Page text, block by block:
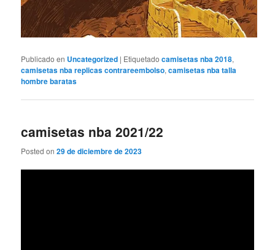
Publicado en Uncategorized | Etiquetado camisetas nba 2018,
camisetas nba replicas contrareembolso,camisetas nba talla
hombre baratas
camisetas nba 2021/22
Posted on29 de diciembre de 2023